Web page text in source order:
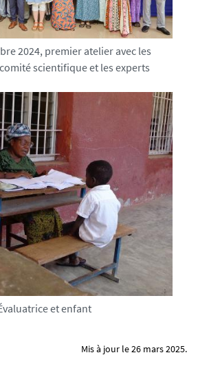
2024, premier atelier avec les
scientifique et les experts
et enfant
Mis à jour le 26 mars 2025.